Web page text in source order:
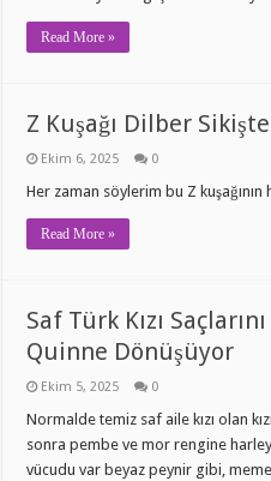
Read More »
Z Kuşağı Dilber Sikişte
Ekim 6, 2025 0
Her zaman söylerim bu Z
Read More »
Saf Türk Kızı
Quinne Dönüşüyor
Ekim 5, 2025 0
Normalde temiz saf aile kızı olan
sonra pembe ve mor rengine
vücudu var beyaz peynir gibi,